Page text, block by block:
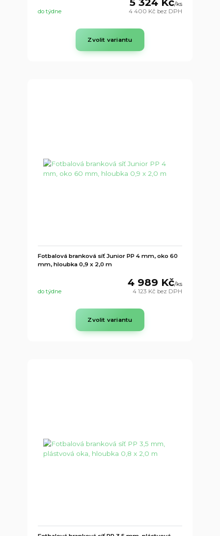
/ks
4 400 Kč bez DPH
do týdne
Zvolit variantu
Fotbalová branková síť Junior PP 4 mm, oko 60
mm, hloubka 0,9 x 2,0 m
4 989 Kč/ks
4 123 Kč bez DPH
do týdne
Zvolit variantu